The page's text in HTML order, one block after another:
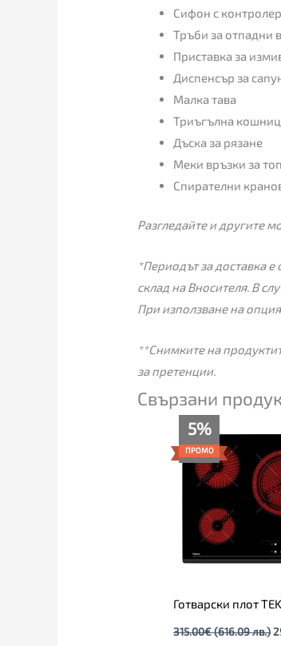
Сифон с контролер
Тръби за отпадни
Приставка за
Диспенсър за
Малка тава
Триъгълна
Дъска за рязане
Меки връзки за
Спирателни
Разгледайте и другите
*Периодът за доставка
склад на Вносителя. В
При използване на
**Снимките на
за претенции.
Свързани
5%
ПРОМО
Готварски плот
315.00€(616.09 лв.)
цена
е:
299.00€
(584.79
лв.).